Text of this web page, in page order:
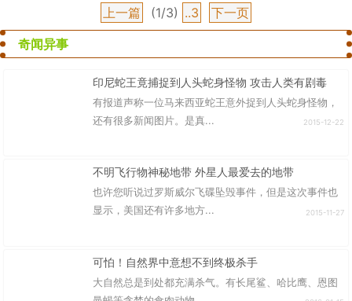
上一篇 (1/3) ..3
下一页
奇闻异事
印尼蛇王竟捕捉到人头蛇身怪物 攻击人类有剧毒
有报道声称一位马来西亚蛇王意外捉到人头蛇身怪物，
还有很多新闻图片。是真...
2015-12-22
不明飞行物神秘地带 外星人最爱去的地带
也许您听说过罗斯威尔飞碟坠毁事件，但是这次事件也
显示，美国还有许多地方...
2015-11-27
可怕！自然界中意想不到终极杀手
大自然总是到处都充满杀气。有长尾鲨、哈比鹰、恩图